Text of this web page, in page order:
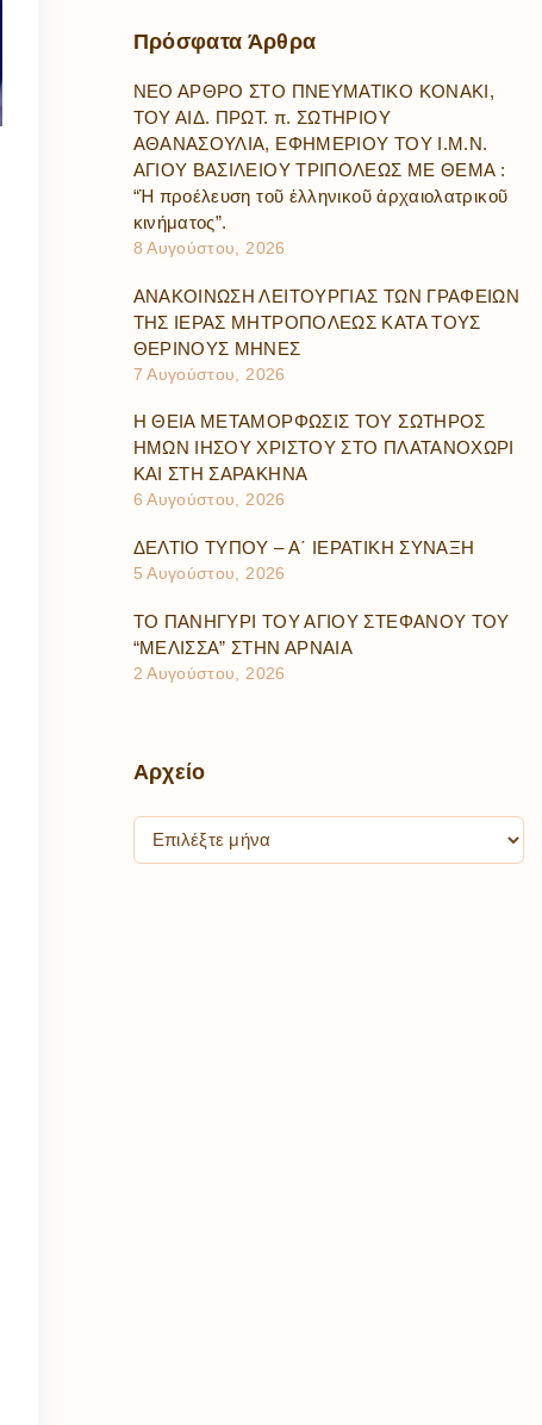
Πρόσφατα Άρθρα
ΝΕΟ ΑΡΘΡΟ ΣΤΟ ΠΝΕΥΜΑΤΙΚΟ ΚΟΝΑΚΙ,
ΤΟΥ ΑΙΔ. ΠΡΩΤ. π. ΣΩΤΗΡΙΟΥ
ΑΘΑΝΑΣΟΥΛΙΑ, ΕΦΗΜΕΡΙΟΥ ΤΟΥ Ι.Μ.Ν.
ΑΓΙΟΥ ΒΑΣΙΛΕΙΟΥ ΤΡΙΠΟΛΕΩΣ ΜΕ ΘΕΜΑ :
“Ἡ προέλευση τοῦ ἑλληνικοῦ ἀρχαιολατρικοῦ
κινήματος”.
8 Αυγούστου, 2026
ΑΝΑΚΟΙΝΩΣΗ ΛΕΙΤΟΥΡΓΙΑΣ ΤΩΝ ΓΡΑΦΕΙΩΝ
ΤΗΣ ΙΕΡΑΣ ΜΗΤΡΟΠΟΛΕΩΣ ΚΑΤΑ ΤΟΥΣ
ΘΕΡΙΝΟΥΣ ΜΗΝΕΣ
7 Αυγούστου, 2026
Η ΘΕΙΑ ΜΕΤΑΜΟΡΦΩΣΙΣ ΤΟΥ ΣΩΤΗΡΟΣ
ΗΜΩΝ ΙΗΣΟΥ ΧΡΙΣΤΟΥ ΣΤΟ ΠΛΑΤΑΝΟΧΩΡΙ
ΚΑΙ ΣΤΗ ΣΑΡΑΚΗΝΑ
6 Αυγούστου, 2026
ΔΕΛΤΙΟ ΤΥΠΟΥ – Α΄ ΙΕΡΑΤΙΚΗ ΣΥΝΑΞΗ
5 Αυγούστου, 2026
ΤΟ ΠΑΝΗΓΥΡΙ ΤΟΥ ΑΓΙΟΥ ΣΤΕΦΑΝΟΥ ΤΟΥ
“ΜΕΛΙΣΣΑ” ΣΤΗΝ ΑΡΝΑΙΑ
2 Αυγούστου, 2026
Αρχείο